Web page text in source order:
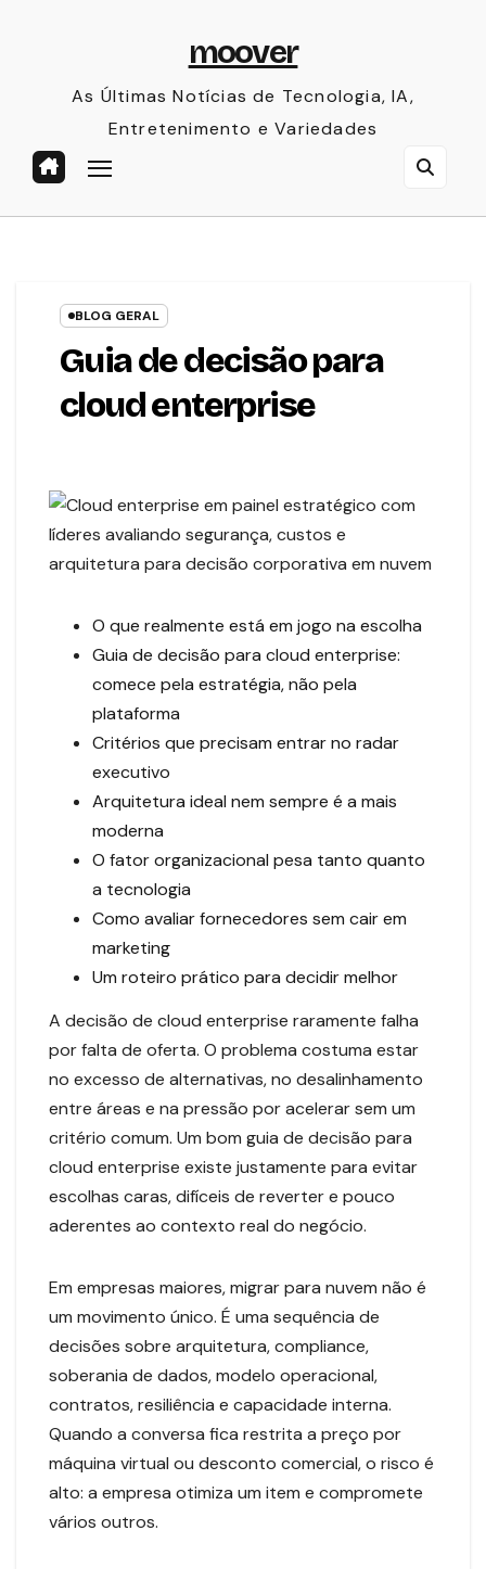
moover
As Últimas Notícias de Tecnologia, IA,
Entretenimento e Variedades
BLOG GERAL
Guia de decisão para
cloud enterprise
O que realmente está em jogo na escolha
Guia de decisão para cloud enterprise:
comece pela estratégia, não pela
plataforma
Critérios que precisam entrar no radar
executivo
Arquitetura ideal nem sempre é a mais
moderna
O fator organizacional pesa tanto quanto
a tecnologia
Como avaliar fornecedores sem cair em
marketing
Um roteiro prático para decidir melhor
A decisão de cloud enterprise raramente falha
por falta de oferta. O problema costuma estar
no excesso de alternativas, no desalinhamento
entre áreas e na pressão por acelerar sem um
critério comum. Um bom guia de decisão para
cloud enterprise existe justamente para evitar
escolhas caras, difíceis de reverter e pouco
aderentes ao contexto real do negócio.
Em empresas maiores, migrar para nuvem não é
um movimento único. É uma sequência de
decisões sobre arquitetura, compliance,
soberania de dados, modelo operacional,
contratos, resiliência e capacidade interna.
Quando a conversa fica restrita a preço por
máquina virtual ou desconto comercial, o risco é
alto: a empresa otimiza um item e compromete
vários outros.